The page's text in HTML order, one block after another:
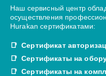
Наш сервисный центр
осуществления
Hurakan сертификатами:
Сертификат
Сертификаты на
Сертификаты на